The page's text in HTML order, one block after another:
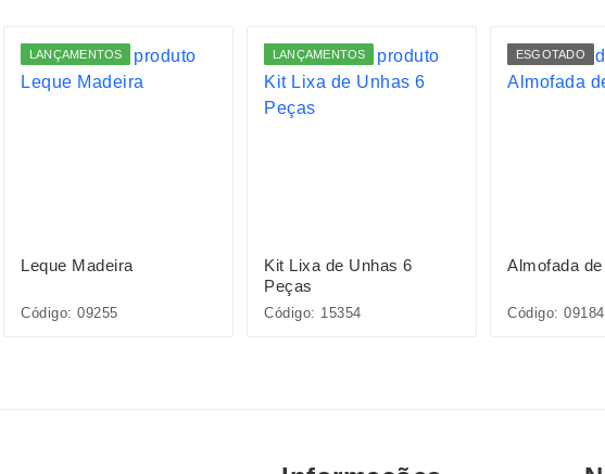
LANÇAMENTOS
Leque Madeira
Código: 09255
LANÇAMENTOS
Kit Lixa de Unhas 6
Peças
Código: 15354
ESGOTADO
Almofada
Código: 09184